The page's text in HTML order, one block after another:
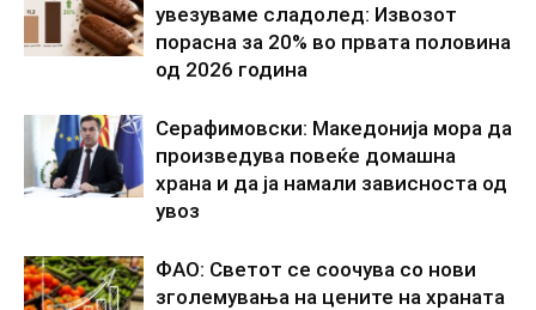
увезуваме сладолед: Извозот
порасна за 20% во првата половина
од 2026 година
Серафимовски: Македонија мора да
произведува повеќе домашна
храна и да ја намали зависноста од
увоз
ФАО: Светот се соочува со нови
зголемувања на цените на храната